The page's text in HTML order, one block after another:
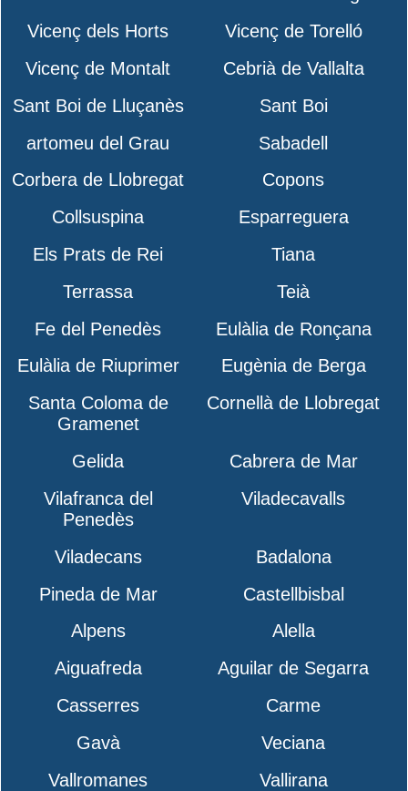
Vicenç dels Horts
Vicenç de Torelló
Vicenç de Montalt
Cebrià de Vallalta
Sant Boi de Lluçanès
Sant Boi
artomeu del Grau
Sabadell
Corbera de Llobregat
Copons
Collsuspina
Esparreguera
Els Prats de Rei
Tiana
Terrassa
Teià
Fe del Penedès
Eulàlia de Ronçana
Eulàlia de Riuprimer
Eugènia de Berga
Santa Coloma de
Gramenet
Cornellà de Llobregat
Gelida
Cabrera de Mar
Vilafranca del
Penedès
Viladecavalls
Viladecans
Badalona
Pineda de Mar
Castellbisbal
Alpens
Alella
Aiguafreda
Aguilar de Segarra
Casserres
Carme
Gavà
Veciana
Vallromanes
Vallirana